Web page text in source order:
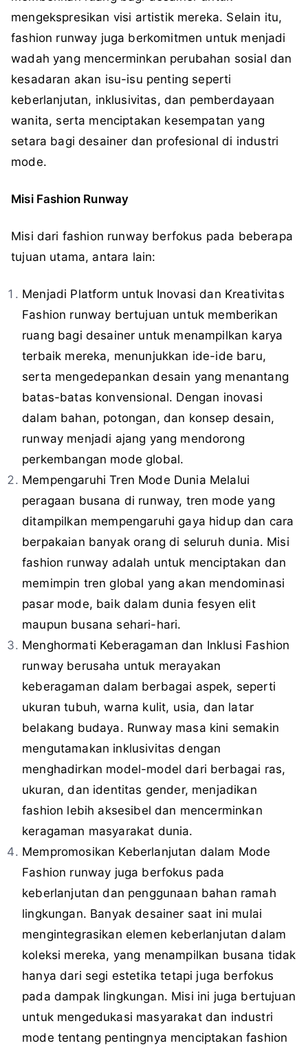
mengekspresikan visi artistik mereka. Selain itu,
fashion runway juga berkomitmen untuk menjadi
wadah yang mencerminkan perubahan sosial dan
kesadaran akan isu-isu penting seperti
keberlanjutan, inklusivitas, dan pemberdayaan
wanita, serta menciptakan kesempatan yang
setara bagi desainer dan profesional di industri
mode.
Misi Fashion Runway
Misi dari fashion runway berfokus pada beberapa
tujuan utama, antara lain:
Menjadi Platform untuk Inovasi dan Kreativitas
Fashion runway bertujuan untuk memberikan
ruang bagi desainer untuk menampilkan karya
terbaik mereka, menunjukkan ide-ide baru,
serta mengedepankan desain yang menantang
batas-batas konvensional. Dengan inovasi
dalam bahan, potongan, dan konsep desain,
runway menjadi ajang yang mendorong
perkembangan mode global.
Mempengaruhi Tren Mode Dunia Melalui
peragaan busana di runway, tren mode yang
ditampilkan mempengaruhi gaya hidup dan cara
berpakaian banyak orang di seluruh dunia. Misi
fashion runway adalah untuk menciptakan dan
memimpin tren global yang akan mendominasi
pasar mode, baik dalam dunia fesyen elit
maupun busana sehari-hari.
Menghormati Keberagaman dan Inklusi Fashion
runway berusaha untuk merayakan
keberagaman dalam berbagai aspek, seperti
ukuran tubuh, warna kulit, usia, dan latar
belakang budaya. Runway masa kini semakin
mengutamakan inklusivitas dengan
menghadirkan model-model dari berbagai ras,
ukuran, dan identitas gender, menjadikan
fashion lebih aksesibel dan mencerminkan
keragaman masyarakat dunia.
Mempromosikan Keberlanjutan dalam Mode
Fashion runway juga berfokus pada
keberlanjutan dan penggunaan bahan ramah
lingkungan. Banyak desainer saat ini mulai
mengintegrasikan elemen keberlanjutan dalam
koleksi mereka, yang menampilkan busana tidak
hanya dari segi estetika tetapi juga berfokus
pada dampak lingkungan. Misi ini juga bertujuan
untuk mengedukasi masyarakat dan industri
mode tentang pentingnya menciptakan fashion